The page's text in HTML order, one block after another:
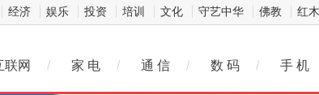
经济 娱乐 投资 培训 文化 守艺中华 佛教 红木
联网 / 家 电 / 通 信 / 数 码 / 手 机